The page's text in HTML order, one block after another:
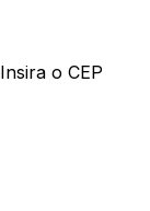
Insira o CEP